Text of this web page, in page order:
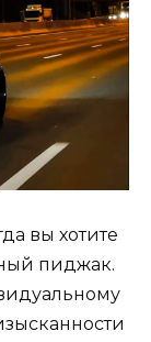
вы хотите
пиджак.